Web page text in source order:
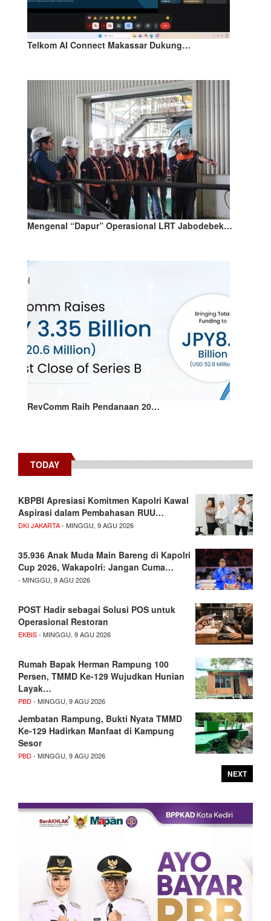
Telkom AI Connect Makassar Dukung…
Mengenal “Dapur” Operasional LRT Jabodebek…
RevComm Raih Pendanaan 20…
TODAY
KBPBI Apresiasi Komitmen Kapolri Kawal
Aspirasi dalam Pembahasan RUU…
DKI JAKARTA- MINGGU, 9 AGU 2026
35.936 Anak Muda Main Bareng di Kapolri
Cup 2026, Wakapolri: Jangan Cuma…
- MINGGU, 9 AGU 2026
POST Hadir sebagai Solusi POS untuk
Operasional Restoran
EKBIS- MINGGU, 9 AGU 2026
Rumah Bapak Herman Rampung 100
Persen, TMMD Ke-129 Wujudkan Hunian
Layak…
PBD- MINGGU, 9 AGU 2026
Jembatan Rampung, Bukti Nyata TMMD
Ke-129 Hadirkan Manfaat di Kampung
Sesor
PBD- MINGGU, 9 AGU 2026
NEXT